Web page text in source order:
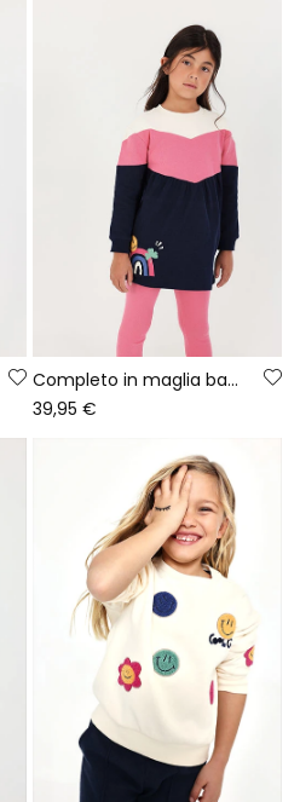
Completo in maglia bambina blu navy stampato arcobaleno
39,95 €